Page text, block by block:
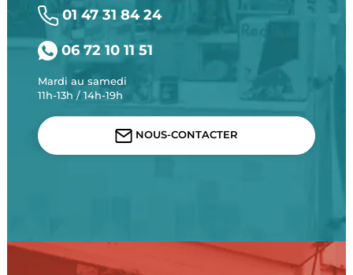
01 47 31 84 24
06 72 10 11 51
Mardi au samedi
11h-13h / 14h-19h
NOUS-CONTACTER